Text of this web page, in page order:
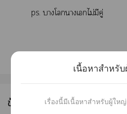
ps. าโาเไม่มีคู่
ข้อมูลนักเขียน
เนื้อหาสำหรั
เรื่องนี้มีเนื้อหาสำหรับผู้ให